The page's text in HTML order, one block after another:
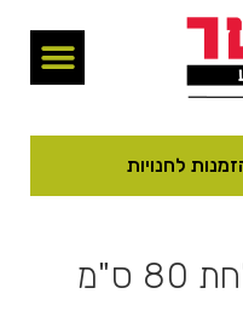
לחנויות
מערכת תליה למקלחת 80 ס"מ